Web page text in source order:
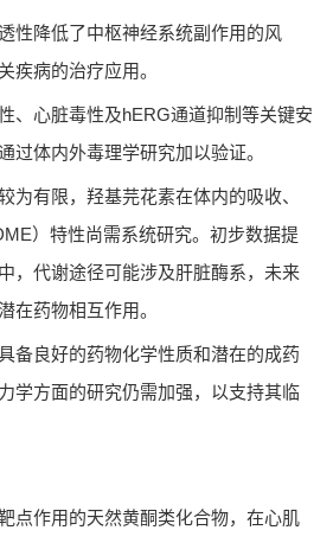
性降低了中枢神经系统副作用的风
疾病的治疗应用。
、心脏毒性及hERG通道抑制等关键安
过体内外毒理学研究加以验证。
为有限，羟基芫花素在体内的吸收、
）特性尚需系统研究。初步数据提
，代谢途径可能涉及肝脏酶系，未来
在药物相互作用。
备良好的药物化学性质和潜在的成药
学方面的研究仍需加强，以支持其临
点作用的天然黄酮类化合物，在心肌